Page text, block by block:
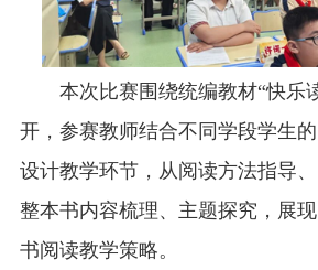
本次比赛围绕统编教材“快乐
开，参赛教师结合不同学段学生
设计教学环节，从阅读方法指导
整本书内容梳理、主题探究，展
书阅读教学策略。